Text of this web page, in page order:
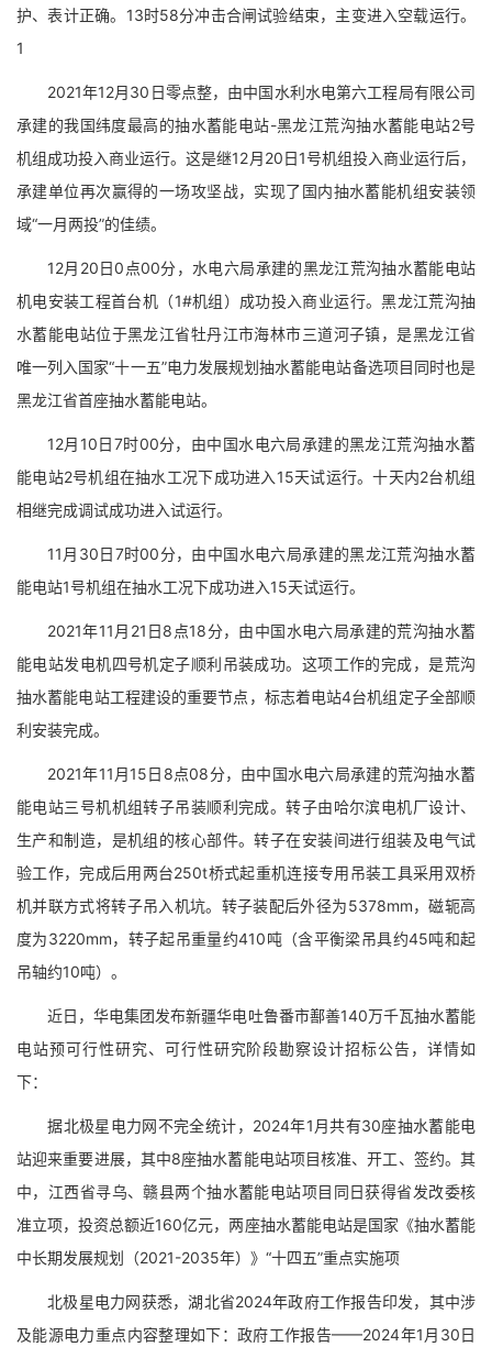
护、表计正确。13时58分冲击合闸试验结束，主变进入空载运行。
1
2021年12月30日零点整，由中国水利水电第六工程局有限公司
承建的我国纬度最高的抽水蓄能电站-黑龙江荒沟抽水蓄能电站2号
机组成功投入商业运行。这是继12月20日1号机组投入商业运行后，
承建单位再次赢得的一场攻坚战，实现了国内抽水蓄能机组安装领
域“一月两投”的佳绩。
12月20日0点00分，水电六局承建的黑龙江荒沟抽水蓄能电站
机电安装工程首台机（1#机组）成功投入商业运行。黑龙江荒沟抽
水蓄能电站位于黑龙江省牡丹江市海林市三道河子镇，是黑龙江省
唯一列入国家“十一五”电力发展规划抽水蓄能电站备选项目同时也是
黑龙江省首座抽水蓄能电站。
12月10日7时00分，由中国水电六局承建的黑龙江荒沟抽水蓄
能电站2号机组在抽水工况下成功进入15天试运行。十天内2台机组
相继完成调试成功进入试运行。
11月30日7时00分，由中国水电六局承建的黑龙江荒沟抽水蓄
能电站1号机组在抽水工况下成功进入15天试运行。
2021年11月21日8点18分，由中国水电六局承建的荒沟抽水蓄
能电站发电机四号机定子顺利吊装成功。这项工作的完成，是荒沟
抽水蓄能电站工程建设的重要节点，标志着电站4台机组定子全部顺
利安装完成。
2021年11月15日8点08分，由中国水电六局承建的荒沟抽水蓄
能电站三号机机组转子吊装顺利完成。转子由哈尔滨电机厂设计、
生产和制造，是机组的核心部件。转子在安装间进行组装及电气试
验工作，完成后用两台250t桥式起重机连接专用吊装工具采用双桥
机并联方式将转子吊入机坑。转子装配后外径为5378mm，磁轭高
度为3220mm，转子起吊重量约410吨（含平衡梁吊具约45吨和起
吊轴约10吨）。
近日，华电集团发布新疆华电吐鲁番市鄯善140万千瓦抽水蓄能
电站预可行性研究、可行性研究阶段勘察设计招标公告，详情如
下：
据北极星电力网不完全统计，2024年1月共有30座抽水蓄能电
站迎来重要进展，其中8座抽水蓄能电站项目核准、开工、签约。其
中，江西省寻乌、赣县两个抽水蓄能电站项目同日获得省发改委核
准立项，投资总额近160亿元，两座抽水蓄能电站是国家《抽水蓄能
中长期发展规划（2021-2035年）》“十四五”重点实施项
北极星电力网获悉，湖北省2024年政府工作报告印发，其中涉
及能源电力重点内容整理如下：政府工作报告——2024年1月30日